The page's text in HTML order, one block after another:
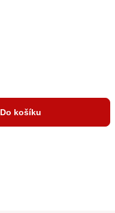
Do košíku